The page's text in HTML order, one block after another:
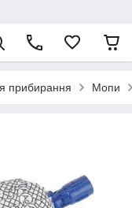
прибирання Мопи